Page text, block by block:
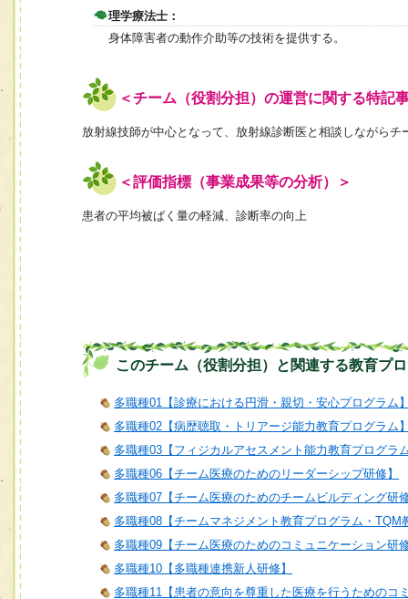
理学療法士：
身体障害者の動作介助等の技術を提供する。
＜チーム（役割分担）の運営に関する特記
放射線技師が中心となって、放射線診断医と相談しながらチ
＜評価指標（事業成果等の分析）＞
患者の平均被ばく量の軽減、診断率の向上
このチーム（役割分担）と関連する教育プ
多職種01【診療における円滑・親切・安心プログラム
多職種02【病歴聴取・トリアージ能力教育プログラム
多職種03【フィジカルアセスメント能力教育プログラ
多職種06【チーム医療のためのリーダーシップ研修】
多職種07【チーム医療のためのチームビルディング研
多職種08【チームマネジメント教育プログラム・TQM
多職種09【チーム医療のためのコミュニケーション研
多職種10【多職種連携新人研修】
多職種11【患者の意向を尊重した医療を行うためのコ